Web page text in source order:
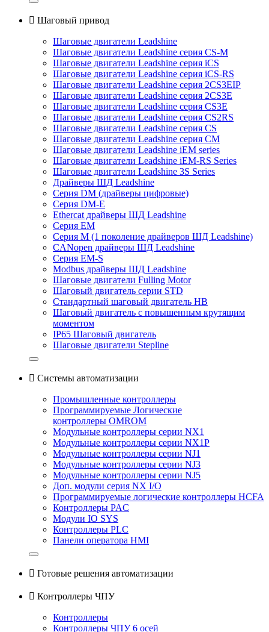
 Шаговый привод
Шаговые двигатели Leadshine
Шаговые двигатели Leadshine серия CS-M
Шаговые двигатели Leadshine серия iCS
Шаговые двигатели Leadshine серия iCS-RS
Шаговые двигатели Leadshine серия 2CS3EIP
Шаговые двигатели Leadshine серия 2CS3E
Шаговые двигатели Leadshine серия CS3E
Шаговые двигатели Leadshine серия CS2RS
Шаговые двигатели Leadshine серия CS
Шаговые двигатели Leadshine серия CM
Шаговые двигатели Leadshine iEM series
Шаговые двигатели Leadshine iEM-RS Series
Шаговые двигатели Leadshine 3S Series
Драйверы ШД Leadshine
Серия DM (драйверы цифровые)
Серия DM-E
Ethercat драйверы ШД Leadshine
Серия EM
Серия M (1 поколение драйверов ШД Leadshine)
CANopen драйверы ШД Leadshine
Серия EM-S
Modbus драйверы ШД Leadshine
Шаговые двигатели Fulling Motor
Шаговый двигатель серии STD
Стандартный шаговый двигатель HB
Шаговый двигатель с повышенным крутящим
моментом
IP65 Шаговый двигатель
Шаговые двигатели Stepline
 Системы автоматизации
Промышленные контроллеры
Программируемые Логические
контроллеры OMROM
Модульные контроллеры серии NX1
Модульные контроллеры серии NX1P
Модульные контроллеры серии NJ1
Модульные контроллеры серии NJ3
Модульные контроллеры серии NJ5
Доп. модули серия NX I/O
Программируемые логические контроллеры HCFA
Контроллеры PAC
Модули IO SYS
Контроллеры PLC
Панели оператора HMI
 Готовые решения автоматизации
 Контроллеры ЧПУ
Контроллеры
Контроллеры ЧПУ 6 осей